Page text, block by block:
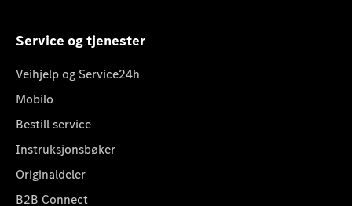
Service og tjenester
Veihjelp og Service24h
Mobilo
Bestill service
Instruksjonsbøker
Originaldeler
B2B Connect